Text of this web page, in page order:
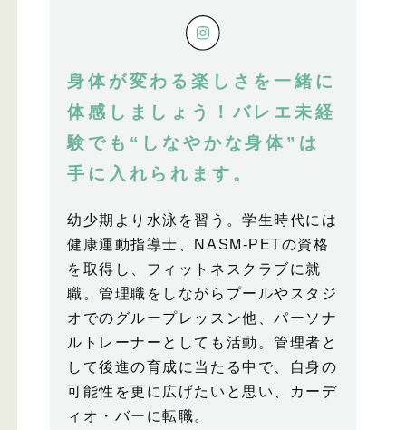
身体が変わる楽しさを一緒に
体感しましょう！バレエ未経
験でも“しなやかな身体”は
手に入れられます。
幼少期より水泳を習う。学生時代には
健康運動指導士、NASM-PETの資格
を取得し、フィットネスクラブに就
職。管理職をしながらプールやスタジ
オでのグループレッスン他、パーソナ
ルトレーナーとしても活動。管理者と
して後進の育成に当たる中で、自身の
可能性を更に広げたいと思い、カーデ
ィオ・バーに転職。